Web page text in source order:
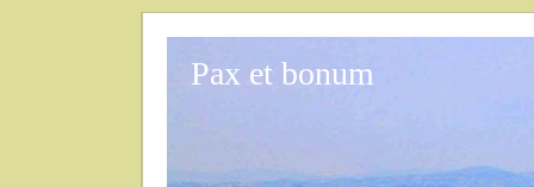
Pax et bonum